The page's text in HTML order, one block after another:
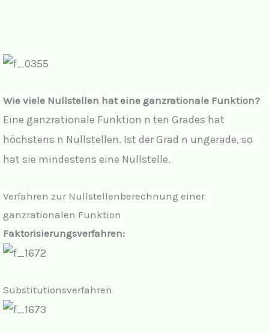
Wie viele Nullstellen hat eine ganzrationale Funktion?
Eine ganzrationale Funktion n ten Grades hat
höchstens n Nullstellen. Ist der Grad n ungerade, so
hat sie mindestens eine Nullstelle.
Verfahren zur Nullstellenberechnung einer
ganzrationalen Funktion
Faktorisierungsverfahren:
Substitutionsverfahren